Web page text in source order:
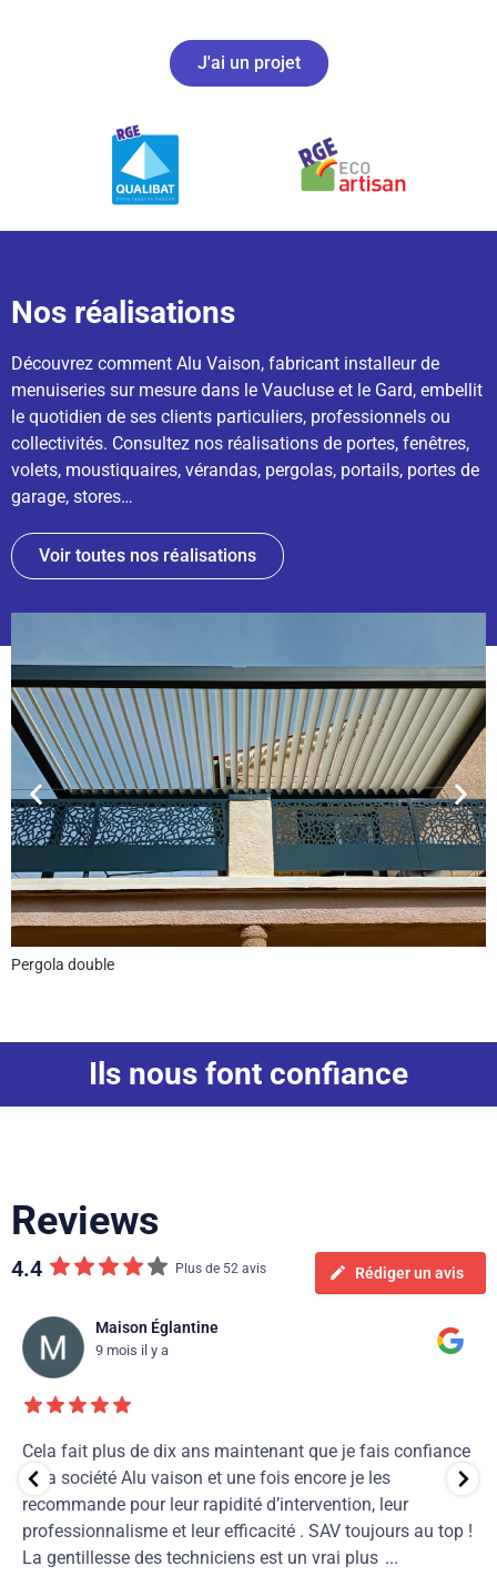
J'ai un projet
Nos réalisations
Découvrez comment Alu Vaison, fabricant installeur de
menuiseries sur mesure dans le Vaucluse et le Gard, embellit
le quotidien de ses clients particuliers, professionnels ou
collectivités. Consultez nos réalisations de portes, fenêtres,
volets, moustiquaires, vérandas, pergolas, portails, portes de
garage, stores…
Voir toutes nos réalisations
Pergola double
Ils nous font confiance
Reviews
4.4 Plus de 52 avis Rédiger un avis
Maison Églantine
9 mois il y a
Cela fait plus de dix ans maintenant que je fais confiance
à La société Alu vaison et une fois encore je les
recommande pour leur rapidité d’intervention, leur
professionnalisme et leur efficacité . SAV toujours au top !
La gentillesse des techniciens est un vrai plus ...